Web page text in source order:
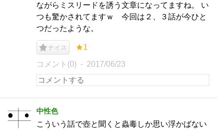
ながらミスリードを誘う文章になってますね。 い
つも驚かされてますｗ 今回は２、３話が今ひと
つだったような。
ナイス ★1
コメント(0) 2017/06/23
中性色
こういう話で壺と聞くと蟲毒しか思い浮かばない